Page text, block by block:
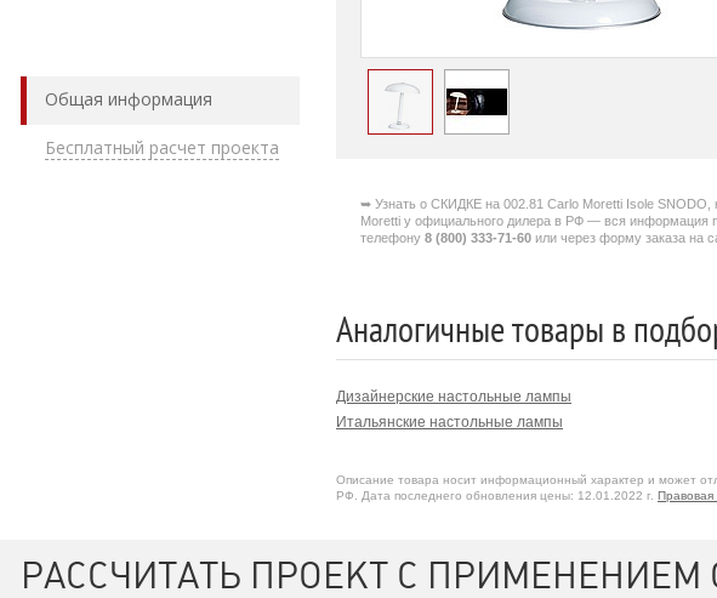
Общая информация
Бесплатный расчет проекта
➥ Узнать о СКИДКЕ на 002.81 Carlo Moretti Isole SNODO,
Moretti у официального дилера в РФ — вся информация
телефону 8 (800) 333-71-60 или через форму заказа на
Аналогичные товары в
Дизайнерские настольные лампы
Итальянские настольные лампы
Описание товара носит информационный характер и может
РФ. Дата последнего обновления цены: 12.01.2022 г.
РАССЧИТАТЬ ПРОЕКТ С ПРИМЕНЕНИЕМ